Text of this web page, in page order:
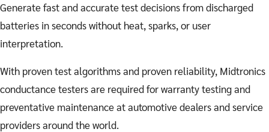
Generate fast and accurate test decisions from discharged
batteries in seconds without heat, sparks, or user
interpretation.
With proven test algorithms and proven reliability, Midtronics
conductance testers are required for warranty testing and
preventative maintenance at automotive dealers and service
providers around the world.